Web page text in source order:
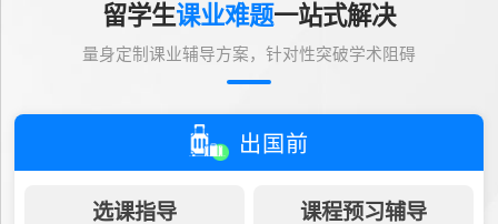
留学生课业难题一站式解决
量身定制课业辅导方案，针对性突破学术阻碍
出国前
选课指导 课程预习辅导